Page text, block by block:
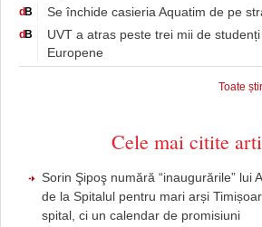
d B Se închide casieria Aquatim de pe
d B
UVT a atras peste trei mii de
Europene
Toate
Cele mai citite
Sorin Şipoş numără “inaugurările” lui
de la Spitalul pentru mari arși
spital, ci un calendar de promisiuni